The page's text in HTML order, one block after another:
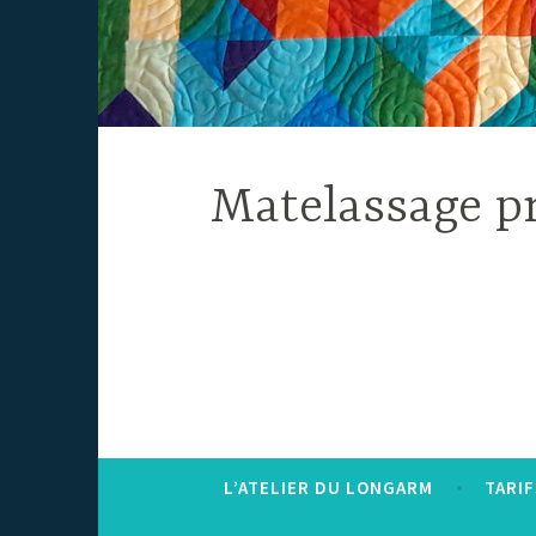
Matelassage
L’ATELIER DU LONGARM